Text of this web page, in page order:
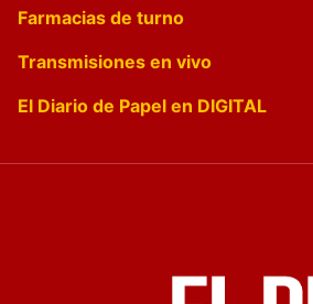
Farmacias de turno
Transmisiones en vivo
El Diario de Papel en DIGITAL